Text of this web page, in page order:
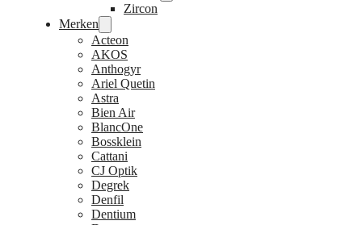
Zircon
Merken
Acteon
AKOS
Anthogyr
Ariel Quetin
Astra
Bien Air
BlancOne
Bossklein
Cattani
CJ Optik
Degrek
Denfil
Dentium